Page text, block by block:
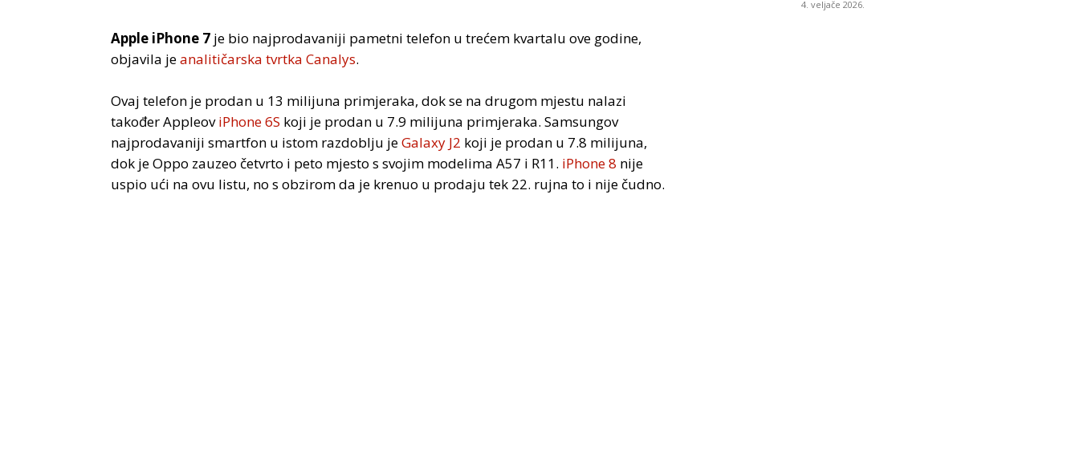
Apple iPhone 7 je bio najprodavaniji pametni telefon u trećem kvartalu ove godine,
objavila jeanalitičarska tvrtka Canalys.
Ovaj telefon je prodan u 13 milijuna primjeraka, dok se na drugom mjestu nalazi
također AppleoviPhone 6S koji je prodan u 7.9 milijuna primjeraka. Samsungov
najprodavaniji smartfon u istom razdoblju jeGalaxy J2 koji je prodan u 7.8 milijuna,
dok je Oppo zauzeo četvrto i peto mjesto s svojim modelima A57 i R11. iPhone 8 nije
uspio ući na ovu listu, no s obzirom da je krenuo u prodaju tek 22. rujna to i nije čudno.
4. veljače 2026.